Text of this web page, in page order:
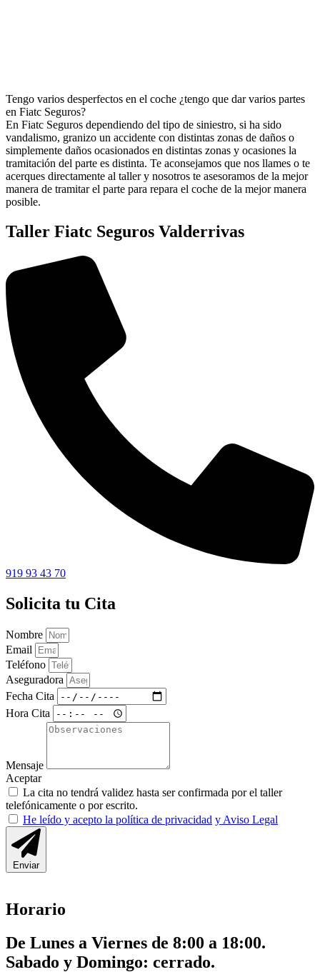
Tengo varios desperfectos en el coche ¿tengo que dar varios partes
en Fiatc Seguros?
En Fiatc Seguros dependiendo del tipo de siniestro, si ha sido
vandalismo, granizo un accidente con distintas zonas de daños o
simplemente daños ocasionados en distintas zonas y ocasiones la
tramitación del parte es distinta. Te aconsejamos que nos llames o te
acerques directamente al taller y nosotros te asesoramos de la mejor
manera de tramitar el parte para repara el coche de la mejor manera
posible.
Taller Fiatc Seguros Valderrivas
919 93 43 70
Solicita tu Cita
Nombre
Email
Teléfono
Aseguradora
Fecha Cita
Hora Cita
Mensaje
Aceptar
La cita no tendrá validez hasta ser confirmada por el taller
telefónicamente o por escrito.
He leído y acepto la política de privacidad y Aviso Legal
Enviar
Horario
De Lunes a Viernes de 8:00 a 18:00.
Sabado y Domingo: cerrado.